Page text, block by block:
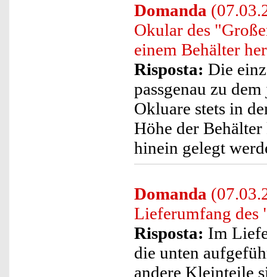
Domanda
Okular des
einem Behälter
Risposta: Die
passgenau zu
Okluare stets in
Höhe der
hinein gelegt
Domanda
Lieferumfang des
Risposta: Im
die unten
andere Kleinteile